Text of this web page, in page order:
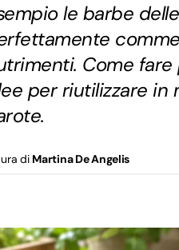
le barbe
Come fare
per riutilizzare in
di Martina De Angelis